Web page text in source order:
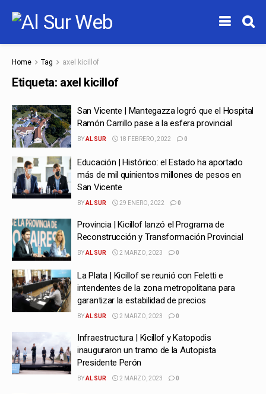
Home Tag axel kicillof
Etiqueta: axel kicillof
San Vicente | Mantegazza logró que el Hospital
Ramón Carrillo pase a la esfera provincial
BYAL SUR 18 FEBRERO, 2022 0
Educación | Histórico: el Estado ha aportado
más de mil quinientos millones de pesos en
San Vicente
BYAL SUR 29 ENERO, 2022 0
Provincia | Kicillof lanzó el Programa de
Reconstrucción y Transformación Provincial
BYAL SUR 2 MARZO, 2023 0
La Plata | Kicillof se reunió con Feletti e
intendentes de la zona metropolitana para
garantizar la estabilidad de precios
BYAL SUR 2 MARZO, 2023 0
Infraestructura | Kicillof y Katopodis
inauguraron un tramo de la Autopista
Presidente Perón
BYAL SUR 2 MARZO, 2023 0